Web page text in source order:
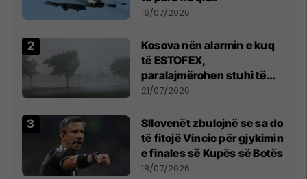
16/07/2026
Kosova nën alarmin e kuq
të ESTOFEX,
paralajmërohen stuhi të
fuqishme me breshër dhe
21/07/2026
Sllovenët zbulojnë se sa do
të fitojë Vincic për gjykimin
e finales së Kupës së Botës
18/07/2026